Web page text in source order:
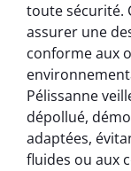
toute sécurité.
assurer une
conforme aux
Pélissanne
dépollué,
adaptées,
fluides ou aux